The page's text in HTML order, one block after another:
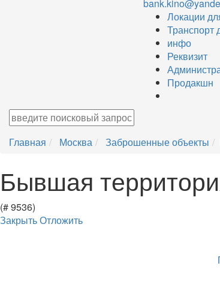
Локации
Транспорт
инфо
Реквизит
Продакшн
Главная
Москва Заброшенные объекты
Бывшая
(# 9536)
ЗакрытьОтложить